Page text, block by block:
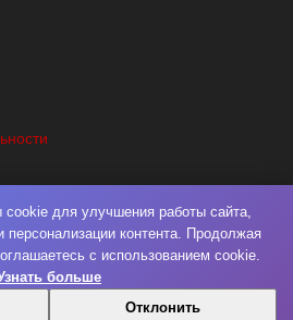
Фабрика Медиа Мьюзик. Все права
для улучшения работы сайта,
контента. Продолжая
с использованием cookie.
больше
Отклонить